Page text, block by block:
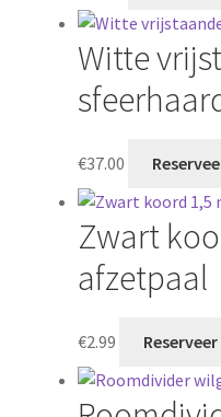
Witte
€37.00
Zwart
afzetpaal
€2.99 Reserveer